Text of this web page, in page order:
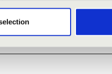
száma:
49
2